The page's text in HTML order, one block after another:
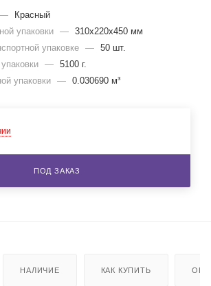
—
Красный
упаковки — 310x220x450 мм
упаковке — 50 шт.
— 5100 г.
упаковки — 0.030690 м³
ПОД ЗАКАЗ
НАЛИЧИЕ КАК КУПИТЬ